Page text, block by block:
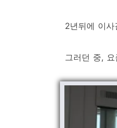
2년뒤에 이
그러던 중, 요